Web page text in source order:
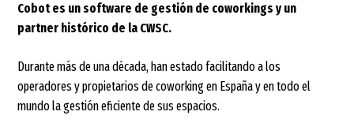
Cobot es un software de gestión de coworkings y un
partner histórico de la CWSC.
Durante más de una década, han estado facilitando a los
operadores y propietarios de coworking en España y en todo el
mundo la gestión eficiente de sus espacios.